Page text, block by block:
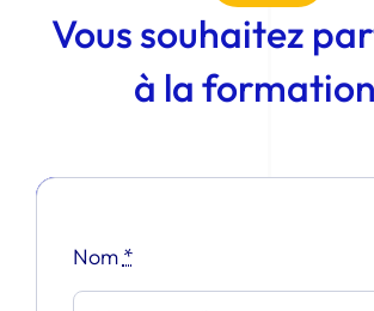
Vous souhaitez
à la
Nom *